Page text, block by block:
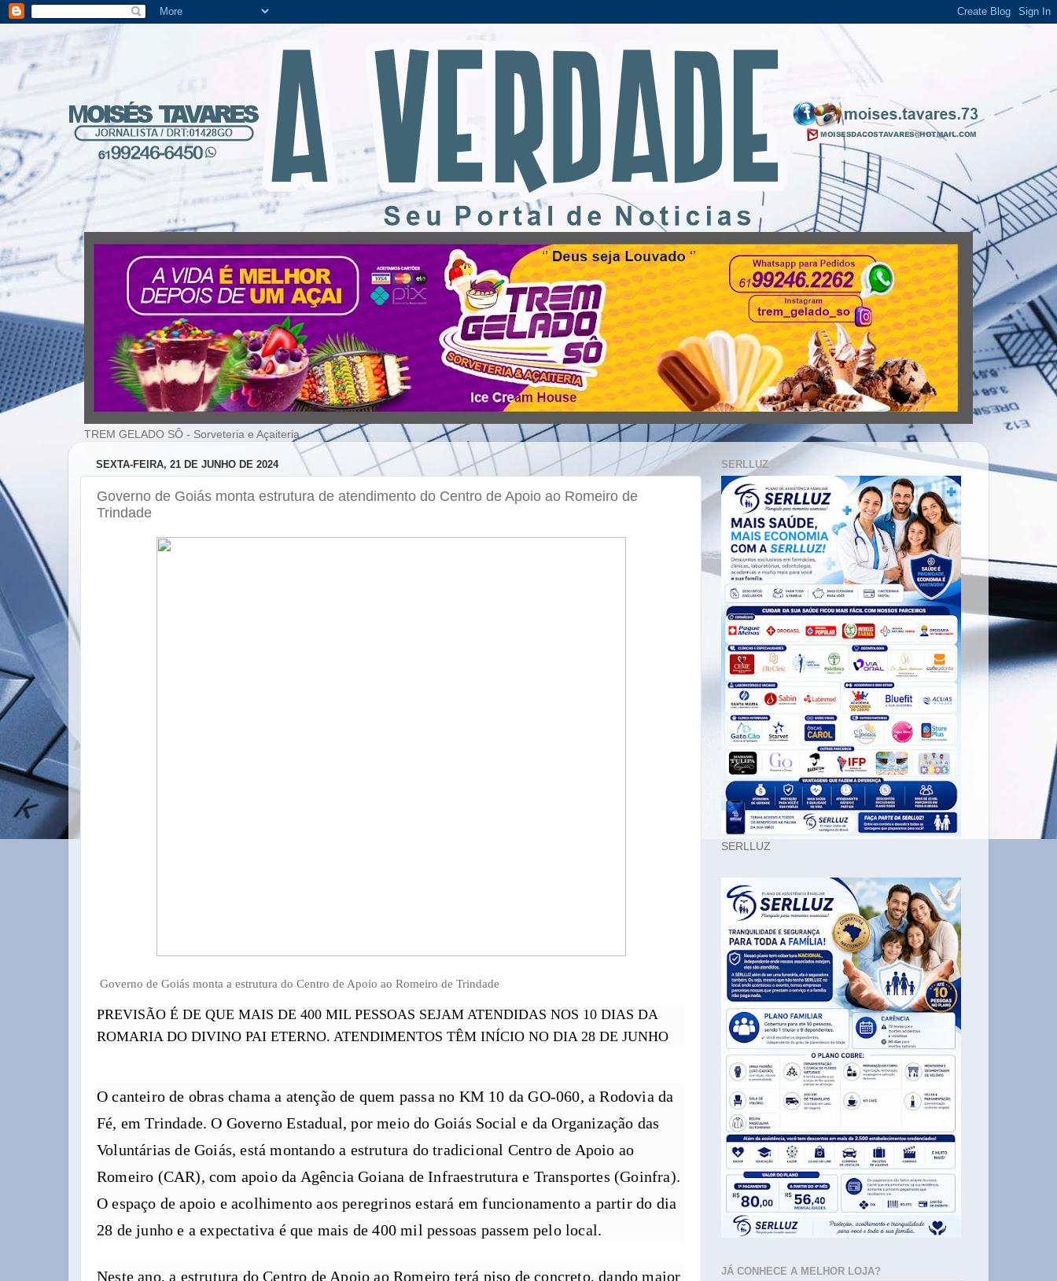
TREM GELADO SÔ - Sorveteria e Açaiteria
SEXTA-FEIRA, 21 DE JUNHO DE 2024
Governo de Goiás monta estrutura de atendimento do Centro de Apoio ao Romeiro de
Trindade
Governo de Goiás monta a estrutura do Centro de Apoio ao Romeiro de Trindade
PREVISÃO É DE QUE MAIS DE 400 MIL PESSOAS SEJAM ATENDIDAS NOS 10 DIAS DA
ROMARIA DO DIVINO PAI ETERNO. ATENDIMENTOS TÊM INÍCIO NO DIA 28 DE JUNHO
O canteiro de obras chama a atenção de quem passa no KM 10 da GO-060, a Rodovia da
Fé, em Trindade. O Governo Estadual, por meio do Goiás Social e da Organização das
Voluntárias de Goiás, está montando a estrutura do tradicional Centro de Apoio ao
Romeiro (CAR), com apoio da Agência Goiana de Infraestrutura e Transportes (Goinfra).
O espaço de apoio e acolhimento aos peregrinos estará em funcionamento a partir do dia
28 de junho e a expectativa é que mais de 400 mil pessoas passem pelo local.
Neste ano, a estrutura do Centro de Apoio ao Romeiro terá piso de concreto, dando maior
SERLLUZ
SERLLUZ
JÁ CONHECE A MELHOR LOJA?